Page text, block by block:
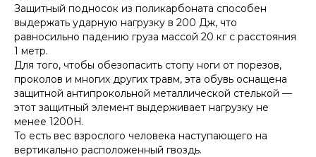
Защитный подносок из поликарбоната способен
выдержать ударную нагрузку в 200 Дж, что
равносильно падению груза массой 20 кг с расстояния
1 метр.
Для того, чтобы обезопасить стопу ноги от порезов,
проколов и многих других травм, эта обувь оснащена
защитной антипрокольной металлической стелькой —
этот защитный элемент выдерживает нагрузку не
менее 1200Н.
То есть вес взрослого человека наступающего на
вертикально расположенный гвоздь.